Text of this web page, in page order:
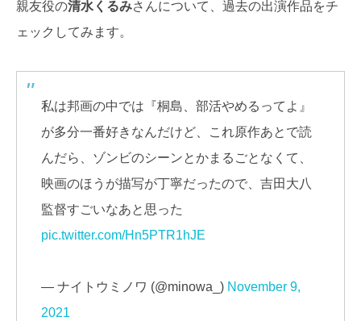
親友役の清水くるみさんについて、過去の出演作品をチ
ェックしてみます。
私は邦画の中では『桐島、部活やめるってよ』
が多分一番好きなんだけど、これ原作あとで読
んだら、ゾンビのシーンとかまるごとなくて、
映画のほうが描写が丁寧だったので、吉田大八
監督すごいなあと思った
pic.twitter.com/Hn5PTR1hJE
— ナイトウミノワ (@minowa_) November 9,
2021